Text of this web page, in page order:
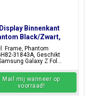
Binnenkant
Black/Zwart,
Frame, Phantom
31843A, Geschikt
Galaxy Z Fol...
Mail mij wanneer op
voorraad!